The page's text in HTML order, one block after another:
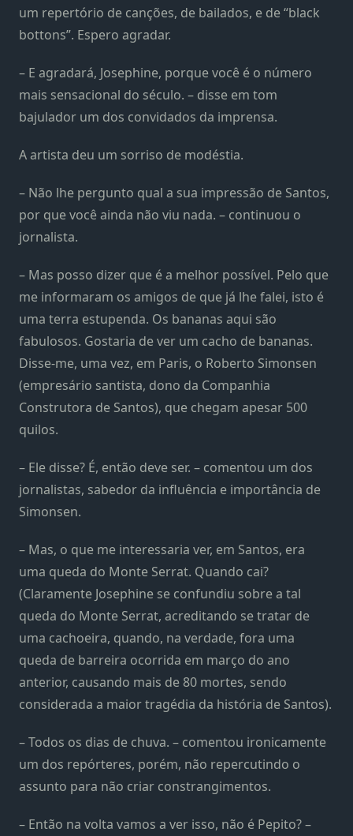
um repertório de canções, de bailados, e de “black
bottons”. Espero agradar.
– E agradará, Josephine, porque você é o número
mais sensacional do século. – disse em tom
bajulador um dos convidados da imprensa.
A artista deu um sorriso de modéstia.
– Não lhe pergunto qual a sua impressão de Santos,
por que você ainda não viu nada. – continuou o
jornalista.
– Mas posso dizer que é a melhor possível. Pelo que
me informaram os amigos de que já lhe falei, isto é
uma terra estupenda. Os bananas aqui são
fabulosos. Gostaria de ver um cacho de bananas.
Disse-me, uma vez, em Paris, o Roberto Simonsen
(empresário santista, dono da Companhia
Construtora de Santos), que chegam apesar 500
quilos.
– Ele disse? É, então deve ser. – comentou um dos
jornalistas, sabedor da influência e importância de
Simonsen.
– Mas, o que me interessaria ver, em Santos, era
uma queda do Monte Serrat. Quando cai?
(Claramente Josephine se confundiu sobre a tal
queda do Monte Serrat, acreditando se tratar de
uma cachoeira, quando, na verdade, fora uma
queda de barreira ocorrida em março do ano
anterior, causando mais de 80 mortes, sendo
considerada a maior tragédia da história de Santos).
– Todos os dias de chuva. – comentou ironicamente
um dos repórteres, porém, não repercutindo o
assunto para não criar constrangimentos.
– Então na volta vamos a ver isso, não é Pepito? –